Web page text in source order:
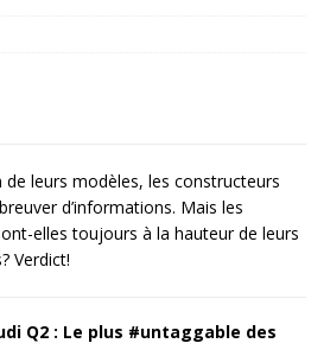
leurs modèles, les constructeurs
d’informations. Mais les
elles toujours à la hauteur de leurs
Verdict!
Q2 : Le plus #untaggable des